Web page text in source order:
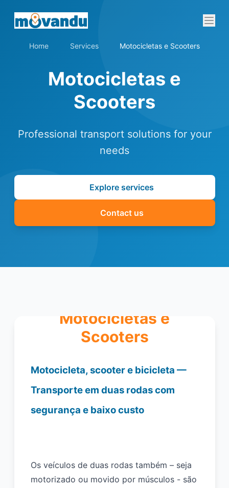
Home Services Motocicletas e Scooters
Motocicletas e
Scooters
Professional transport solutions for your
needs
Explore services
Contact us
Motocicletas e
Scooters
Motocicleta, scooter e bicicleta —
Transporte em duas rodas com
segurança e baixo custo
Os veículos de duas rodas também – seja
motorizado ou movido por músculos - são